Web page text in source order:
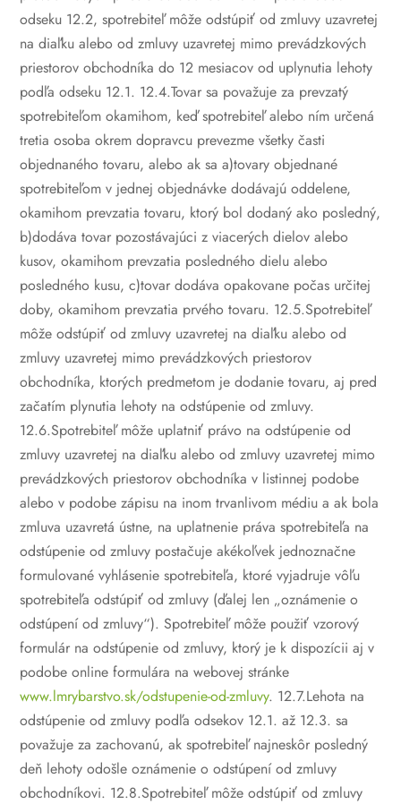
odseku 12.2, spotrebiteľ môže odstúpiť od zmluvy uzavretej
na diaľku alebo od zmluvy uzavretej mimo prevádzkových
priestorov obchodníka do 12 mesiacov od uplynutia lehoty
podľa odseku 12.1. 12.4.Tovar sa považuje za prevzatý
spotrebiteľom okamihom, keď spotrebiteľ alebo ním určená
tretia osoba okrem dopravcu prevezme všetky časti
objednaného tovaru, alebo ak sa a)tovary objednané
spotrebiteľom v jednej objednávke dodávajú oddelene,
okamihom prevzatia tovaru, ktorý bol dodaný ako posledný,
b)dodáva tovar pozostávajúci z viacerých dielov alebo
kusov, okamihom prevzatia posledného dielu alebo
posledného kusu, c)tovar dodáva opakovane počas určitej
doby, okamihom prevzatia prvého tovaru. 12.5.Spotrebiteľ
môže odstúpiť od zmluvy uzavretej na diaľku alebo od
zmluvy uzavretej mimo prevádzkových priestorov
obchodníka, ktorých predmetom je dodanie tovaru, aj pred
začatím plynutia lehoty na odstúpenie od zmluvy.
12.6.Spotrebiteľ môže uplatniť právo na odstúpenie od
zmluvy uzavretej na diaľku alebo od zmluvy uzavretej mimo
prevádzkových priestorov obchodníka v listinnej podobe
alebo v podobe zápisu na inom trvanlivom médiu a ak bola
zmluva uzavretá ústne, na uplatnenie práva spotrebiteľa na
odstúpenie od zmluvy postačuje akékoľvek jednoznačne
formulované vyhlásenie spotrebiteľa, ktoré vyjadruje vôľu
spotrebiteľa odstúpiť od zmluvy (ďalej len „oznámenie o
odstúpení od zmluvy“). Spotrebiteľ môže použiť vzorový
formulár na odstúpenie od zmluvy, ktorý je k dispozícii aj v
podobe online formulára na webovej stránke
www.lmrybarstvo.sk/odstupenie-od-zmluvy. 12.7.Lehota na
odstúpenie od zmluvy podľa odsekov 12.1. až 12.3. sa
považuje za zachovanú, ak spotrebiteľ najneskôr posledný
deň lehoty odošle oznámenie o odstúpení od zmluvy
obchodníkovi. 12.8.Spotrebiteľ môže odstúpiť od zmluvy